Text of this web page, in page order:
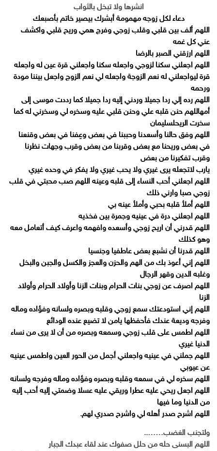
انشرها ولا تبخل بالثواب
دعاء لكل زوجه مهمومة أبشرك بيصير خاتم بأصبعك
اللهم ألف بين قلبي وقلب زوجي وفرج همي وريح قلبي واكشف
عني كل غمه
اللهم ارزقني الصبر بالرضا
اللهم اجعلني سكنا لزوجي واجعله سكنا واجعلني قرة عين له واجعله
قرة ليواجعلني له نعم الزوجة واجعله لي نعم الزوج واجعل بيننا مودة
ورحمه
اللهم رده إلي ردا جميلا وردني إليه ردا جميلا كما رددت موسى إلى
أمهاللهم حنن قلبه علي وحنن قلبي عليه وسخره لي وسخرني له كما
سخرت الريحلسليمان
اللهم وفق حالنا وأسعدنا وحببنا في بعض وعِفنا في بعض وقنعنا
في بعض وريحنا مع بعض وقربنا من بعض وقرب وجهات نظرنا
وقرب تفكيرنا من بعض
يارب لاتجعله يرى غيري ولا يحب غيري ولا يفكر في وحده غيري
اللهم اجعلني أحب النساء إلى قلبه وعينه اللهم صب محبتي في قلب
زوجي صبا وارني ذلك
اللهم أملأ قلبه بحبي وأملأ عينه بي
اللهم اجعلني درة في عينيه وجمرة بين فخذيه
اللهم قدرني أن اريح زوجي وأسعده وافهمه واعرف كيف أتعامل معه
وهو كذلك
اللهم قدرنا أن نشبع بعض عاطفيا وجنسيا
اللهم إني أعوذ بك من الهم والحزن والعجز والكسل والجبن والبخل
وغلبه الدين وقهر الرجال
اللهم اصرف عن زوجي بنات الحرام وبنات الزنا وأولاد الحرام وأولاد
الزنا
اللهم إني استودعتك سمع زوجي وقلبه وبصره ولسانه وفؤاده وماله
وفرجه وديعة عندك فأحفظها يامن لا تضيع عنده الودائع
اللهم اطمس على قلب زوجي وسمعه وبصره من أن لا يرى من نساء
الدنيا غيري
اللهم جملني في عينيه واجعلني أجمل من الحور العين واطمس عينيه
عن عيوبي
اللهم سخره لي في سمعه وقلبه وبصره وفؤاده وماله وفرجه ولسانه
اللهم اجعل ريحي عليه عطرا وريقي عليه عسلا وضمتي إليه أحب إليه
من الدنيا وما فيها
اللهم اشرح صدر أهله لي واشرح صدري لهم.
ولتجنب الغضب……..
اللهم البسنى حله من حلل صفوك عند لقاء عبدك الجبار